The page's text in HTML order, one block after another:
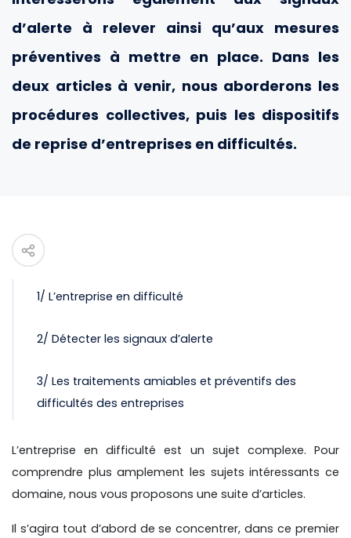
d’alerte à relever ainsi qu’aux mesures
préventives à mettre en place. Dans les
deux articles à venir, nous aborderons les
procédures collectives, puis les dispositifs
de reprise d’entreprises en difficultés.
1/ L’entreprise en difficulté
2/ Détecter les signaux d’alerte
3/ Les traitements amiables et préventifs des
difficultés des entreprises
L’entreprise en difficulté est un sujet complexe. Pour
comprendre plus amplement les sujets intéressants ce
domaine, nous vous proposons une suite d’articles.
Il s’agira tout d’abord de se concentrer, dans ce premier